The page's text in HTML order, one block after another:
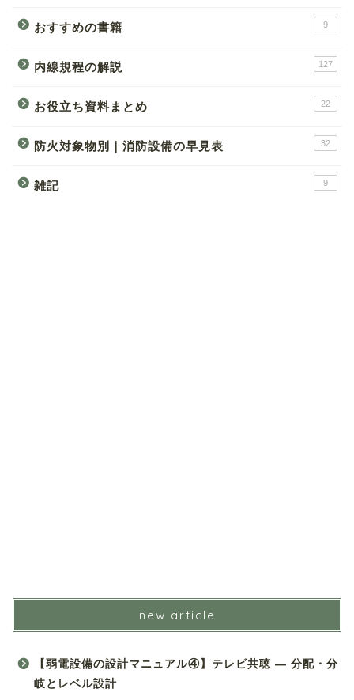
おすすめの書籍 9
内線規程の解説 127
お役立ち資料まとめ 22
防火対象物別｜消防設備の早見表 32
雑記 9
new article
【弱電設備の設計マニュアル④】テレビ共聴 ― 分配・分
岐とレベル設計